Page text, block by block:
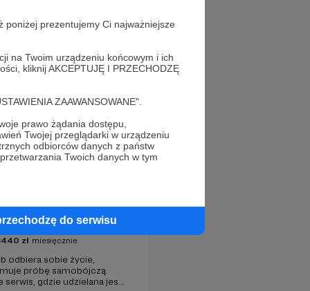
poniżej prezentujemy Ci najważniejsze
na Twoim urządzeniu końcowym i ich
kliknij AKCEPTUJĘ I PRZECHODZĘ
ZAAWANSOWANE".
prawo żądania dostępu,
Twojej przeglądarki w urządzeniu
odbiorców danych z państw
Twoich danych w tym
do serwisu
rozmowy
zł miesięcznie
odbiera sobie życie,
próbę samobójczą.
gdzie udzielana jest